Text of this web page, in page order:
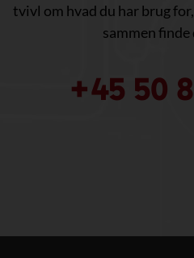
tvivl om hvad du har brug
sammen
+45 50